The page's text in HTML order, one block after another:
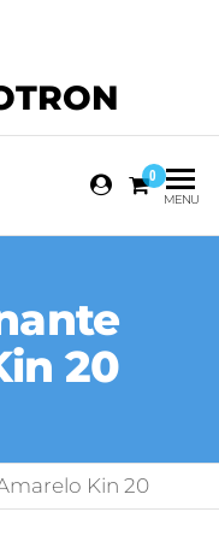
0
MENU
20
Kin 20